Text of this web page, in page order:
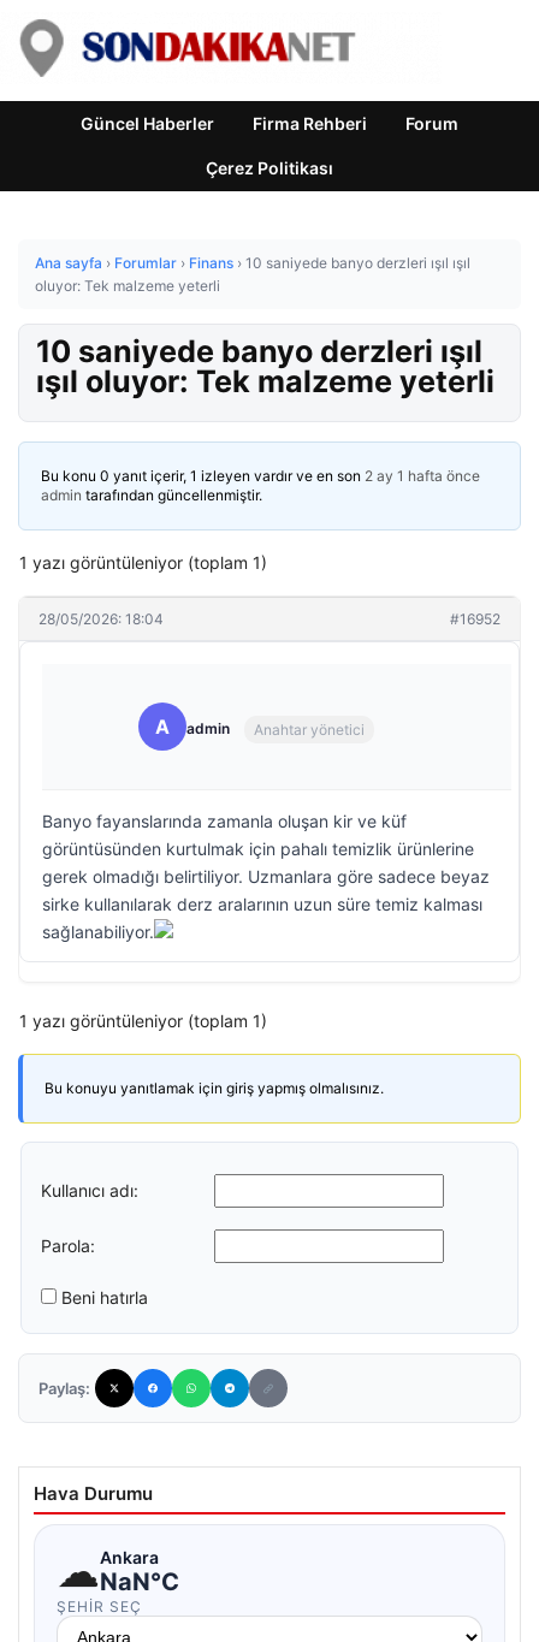
Güncel Haberler Firma Rehberi Forum
Çerez Politikası
Ana sayfa › Forumlar › Finans › 10 saniyede banyo derzleri ışıl ışıl
oluyor: Tek malzeme yeterli
10 saniyede banyo derzleri ışıl
ışıl oluyor: Tek malzeme yeterli
Bu konu 0 yanıt içerir, 1 izleyen vardır ve en son 2 ay 1 hafta önce
admin tarafından güncellenmiştir.
1 yazı görüntüleniyor (toplam 1)
28/05/2026: 18:04 #16952
A admin Anahtar yönetici
Banyo fayanslarında zamanla oluşan kir ve küf
görüntüsünden kurtulmak için pahalı temizlik ürünlerine
gerek olmadığı belirtiliyor. Uzmanlara göre sadece beyaz
sirke kullanılarak derz aralarının uzun süre temiz kalması
sağlanabiliyor.
1 yazı görüntüleniyor (toplam 1)
Bu konuyu yanıtlamak için giriş yapmış olmalısınız.
Kullanıcı adı:
Parola:
Beni hatırla
Paylaş:
Hava Durumu
☁Ankara
NaN°C
ŞEHIR SEÇ